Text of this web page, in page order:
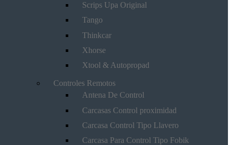
Scrips Upa Original
Tango
Thinkcar
Xhorse
Xtool & Autopropad
Controles Remotos
Antena De Control
Carcasas Control proximidad
Carcasa Control Tipo Llavero
Carcasa Para Control Tipo Fobik